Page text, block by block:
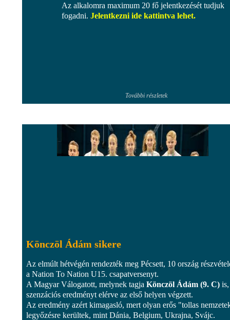
Az alkalomra maximum 20 fő jelentkezését tudjuk
fogadni. Jelentkezni ide kattintva lehet.
További részletek
Könczöl Ádám sikere
Az elmúlt hétvégén rendezték meg Pécsett, 10 ország
a Nation To Nation U15. csapatversenyt.
A Magyar Válogatott, melynek tagja Könczöl Ádám (9. C) is,
szenzációs eredményt elérve az első helyen végzett.
Az eredmény azért kimagasló, mert olyan erős "tollas
legyőzésre kerültek, mint Dánia, Belgium, Ukrajna, Svájc.